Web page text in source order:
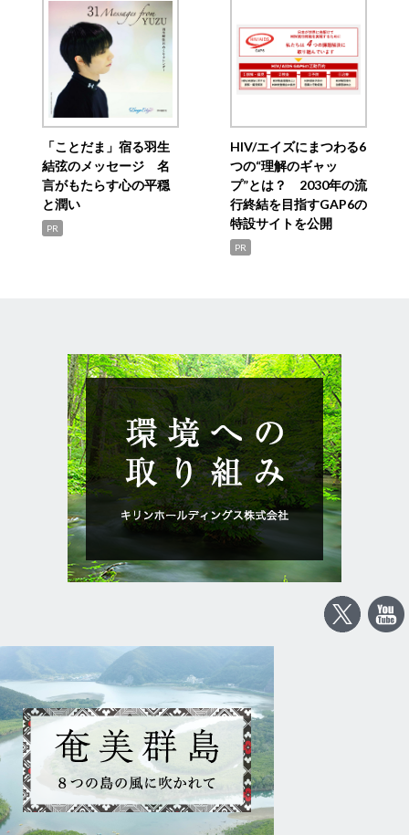
「ことだま」宿る羽生
結弦のメッセージ 名
言がもたらす心の平穏
と潤い
PR
HIV/エイズにまつわる6
つの“理解のギャッ
プ”とは？ 2030年の流
行終結を目指すGAP6の
特設サイトを公開
PR